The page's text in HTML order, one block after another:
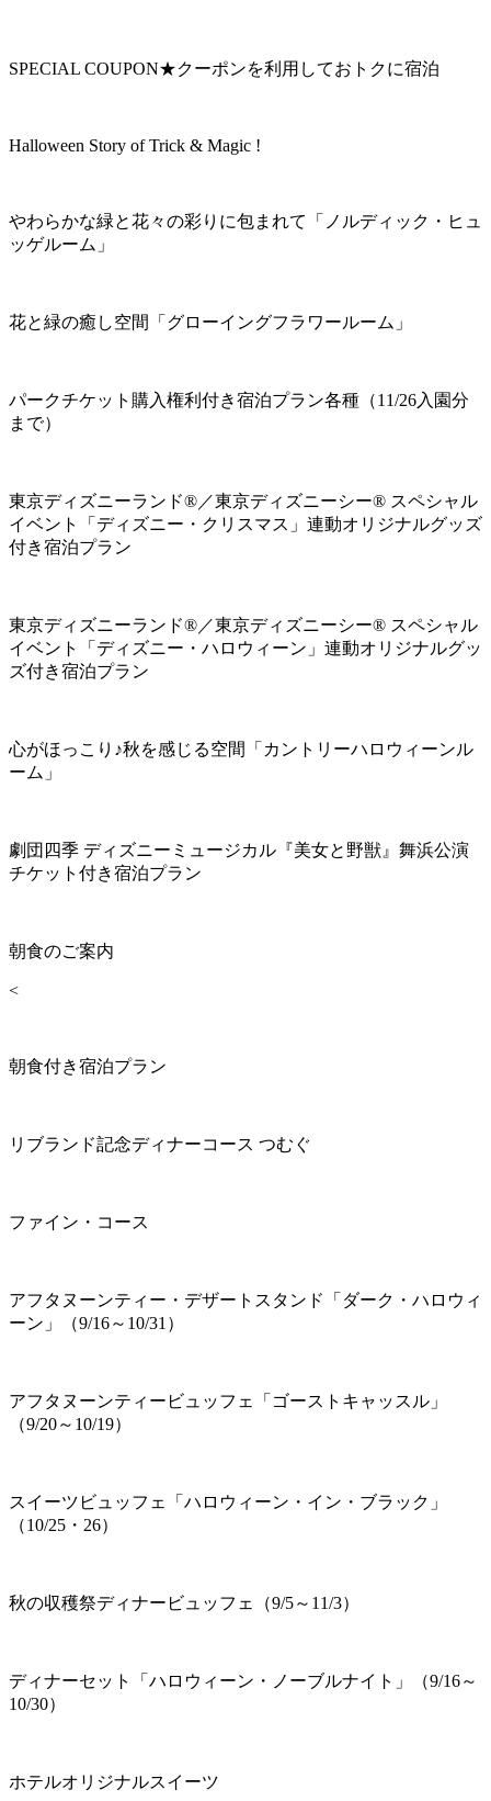
SPECIAL COUPON★クーポンを利用しておトクに宿泊
Halloween Story of Trick & Magic !
やわらかな緑と花々の彩りに包まれて「ノルディック・ヒュ
ッゲルーム」
花と緑の癒し空間「グローイングフラワールーム」
パークチケット購入権利付き宿泊プラン各種（11/26入園分
まで）
東京ディズニーランド®／東京ディズニーシー® スペシャル
イベント「ディズニー・クリスマス」連動オリジナルグッズ
付き宿泊プラン
東京ディズニーランド®／東京ディズニーシー® スペシャル
イベント「ディズニー・ハロウィーン」連動オリジナルグッ
ズ付き宿泊プラン
心がほっこり♪秋を感じる空間「カントリーハロウィーンル
ーム」
劇団四季 ディズニーミュージカル『美女と野獣』舞浜公演
チケット付き宿泊プラン
朝食のご案内
<
朝食付き宿泊プラン
リブランド記念ディナーコース つむぐ
ファイン・コース
アフタヌーンティー・デザートスタンド「ダーク・ハロウィ
ーン」（9/16～10/31）
アフタヌーンティービュッフェ「ゴーストキャッスル」
（9/20～10/19）
スイーツビュッフェ「ハロウィーン・イン・ブラック」
（10/25・26）
秋の収穫祭ディナービュッフェ（9/5～11/3）
ディナーセット「ハロウィーン・ノーブルナイト」（9/16～
10/30）
ホテルオリジナルスイーツ